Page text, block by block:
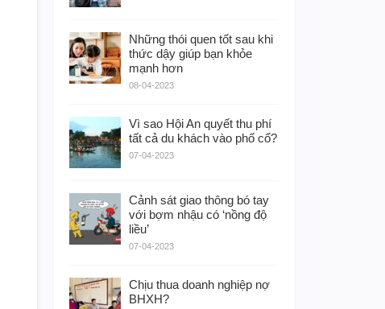
Những thói quen tốt sau khi
thức dậy giúp bạn khỏe
mạnh hơn
08-04-2023
Vì sao Hội An quyết thu phí
tất cả du khách vào phố cổ?
07-04-2023
Cảnh sát giao thông bó tay
với bợm nhậu có ‘nồng độ
liều’
07-04-2023
Chịu thua doanh nghiệp nợ
BHXH?